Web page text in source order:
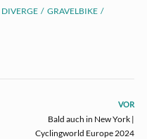
DIVERGE
GRAVELBIKE
VOR
Bald auch in New York |
Cyclingworld Europe 2024